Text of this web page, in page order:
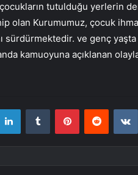
tutulduğu yerlerin
olan Kurumumuz, çocuk
sürdürmektedir. ve genç
kamuoyuna açıklanan
LinkedInTumblr PinterestReddit